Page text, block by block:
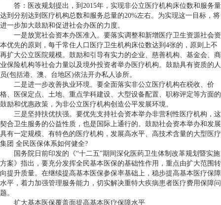
答：医改规划提出，到2015年，实现非公立医疗机构床位数和服务量
达到分别达到医疗机构总数和服务总量的20%左右。为实现这一目标，将
进一步加大鼓励和促进社会办医的力度。
一是放宽社会资本办医准入。要落实调整和新增医疗卫生资源社会资
本优先的原则，每千常住人口医疗卫生机构床位数达到4张的，原则上不
再扩大公立医院规模。鼓励和引导有实力的企业、慈善机构、基金会、商
业保险机构等社会力量以及境外投资者举办医疗机构。鼓励具有资质的人
员(包括港、澳、台地区)依法开办私人诊所。
二是进一步改善执业环境。要全面落实非公立医疗机构在税收、价
格、医保定点、土地、重点学科建设、大型设备配置、职称评定等方面的
鼓励和优惠政策，为非公立医疗机构创造公平发展环境。
三是坚持扶优扶强。要优先支持社会资本举办非营利性医疗机构，这
契合卫生服务的公益性质，也是国际上通行的。鼓励社会资本举办和发展
具有一定规模、有特色的医疗机构，发展高水平、高技术含量的大型医疗
集团 全民医保体系如何健全?
国务院日前印发的《“十二五”期间深化医药卫生体制改革规划暨实施
方案》指出，要充分发挥全民基本医保的基础性作用，重点由扩大范围转
向提升质量。在继续提高基本医保参保率基础上，稳步提高基本医疗保障
水平，着力加强管理服务能力，切实解决重特大疾病患者医疗费用保障问
题。
扩大基本医保覆盖面提高基本医疗保障水平